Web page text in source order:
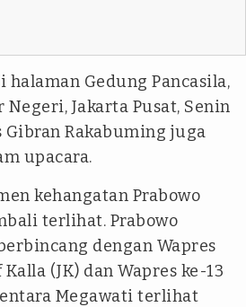
Gedung Pancasila,
Jakarta Pusat, Senin
Gibran Rakabuming juga
upacara.
kehangatan Prabowo
terlihat. Prabowo
dengan Wapres
(JK) dan Wapres ke-13
Megawati terlihat